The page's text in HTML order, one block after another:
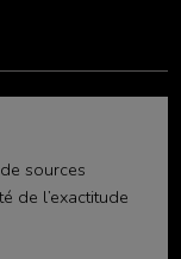
sources
de l’exactitude